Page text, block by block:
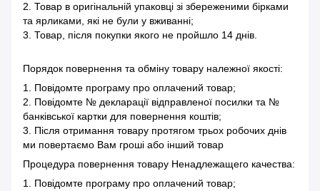
2. Товар в оригінальній упаковці зі збереженими бірками
та ярликами, які не були у вживанні;
3. Товар, після покупки якого не пройшло 14 днів.
Порядок повернення та обміну товару належної якості:
1. Повідомте програму про оплачений товар;
2. Повідомте № декларації відправленої посилки та №
банківської картки для повернення коштів;
3. Після отримання товару протягом трьох робочих днів
ми повертаємо Вам гроші або інший товар
Процедура повернення товару Ненадлежащего качества:
1. Повідомте програму про оплачений товар;